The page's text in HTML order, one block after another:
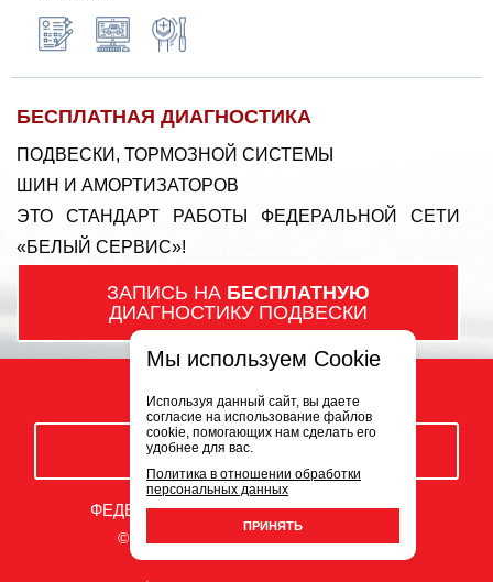
БЕСПЛАТНАЯ ДИАГНОСТИКА
ПОДВЕСКИ, ТОРМОЗНОЙ СИСТЕМЫ
ШИН И АМОРТИЗАТОРОВ
ЭТО СТАНДАРТ РАБОТЫ ФЕДЕРАЛЬНОЙ СЕТИ
«БЕЛЫЙ СЕРВИС»!
ЗАПИСЬ НА БЕСПЛАТНУЮ
ДИАГНОСТИКУ ПОДВЕСКИ
ЗАКАЗАТЬ ЗВОНОК
ФЕДЕРАЛЬНАЯ СЕТЬ АВТОСЕРВИСОВ
© ООО «Белый Сервис» 2009-2026
Мы используем Cookie
Используя данный сайт, вы даете
согласие на использование файлов
cookie, помогающих нам сделать его
удобнее для вас.
Политика в отношении обработки
персональных данных
ПРИНЯТЬ